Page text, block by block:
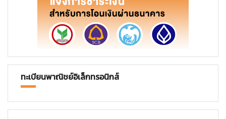
ทะเบียนพาณิชย์อิเล็กทรอนิกส์